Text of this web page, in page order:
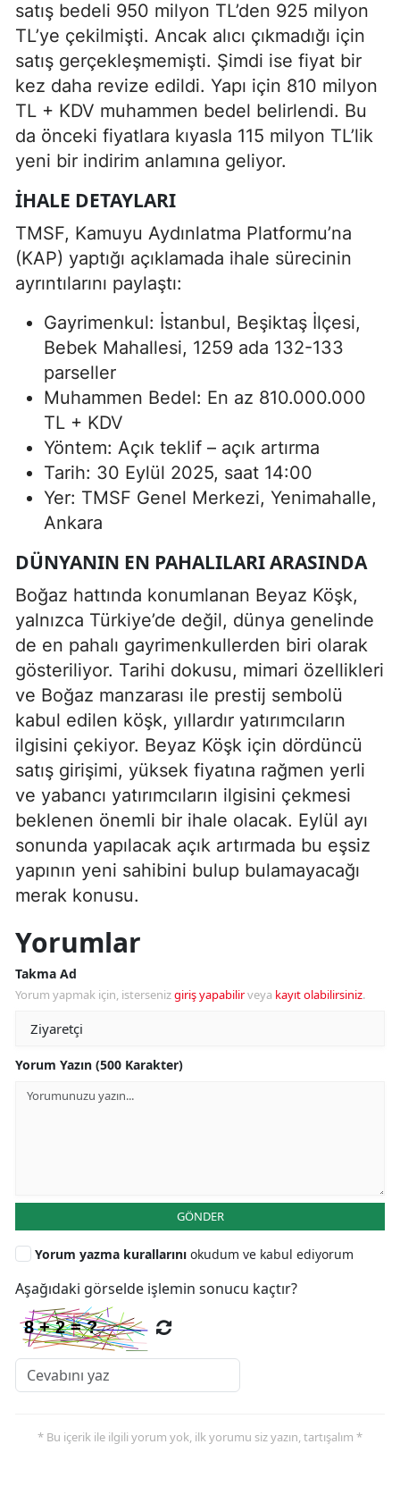
satış bedeli 950 milyon TL’den 925 milyon
TL’ye çekilmişti. Ancak alıcı çıkmadığı için
satış gerçekleşmemişti. Şimdi ise fiyat bir
kez daha revize edildi. Yapı için 810 milyon
TL + KDV muhammen bedel belirlendi. Bu
da önceki fiyatlara kıyasla 115 milyon TL’lik
yeni bir indirim anlamına geliyor.
İHALE DETAYLARI
TMSF, Kamuyu Aydınlatma Platformu’na
(KAP) yaptığı açıklamada ihale sürecinin
ayrıntılarını paylaştı:
Gayrimenkul: İstanbul, Beşiktaş İlçesi,
Bebek Mahallesi, 1259 ada 132-133
parseller
Muhammen Bedel: En az 810.000.000
TL + KDV
Yöntem: Açık teklif – açık artırma
Tarih: 30 Eylül 2025, saat 14:00
Yer: TMSF Genel Merkezi, Yenimahalle,
Ankara
DÜNYANIN EN PAHALILARI ARASINDA
Boğaz hattında konumlanan Beyaz Köşk,
yalnızca Türkiye’de değil, dünya genelinde
de en pahalı gayrimenkullerden biri olarak
gösteriliyor. Tarihi dokusu, mimari özellikleri
ve Boğaz manzarası ile prestij sembolü
kabul edilen köşk, yıllardır yatırımcıların
ilgisini çekiyor. Beyaz Köşk için dördüncü
satış girişimi, yüksek fiyatına rağmen yerli
ve yabancı yatırımcıların ilgisini çekmesi
beklenen önemli bir ihale olacak. Eylül ayı
sonunda yapılacak açık artırmada bu eşsiz
yapının yeni sahibini bulup bulamayacağı
merak konusu.
Yorumlar
Takma Ad
Yorum yapmak için, istersenizgiriş yapabilirveya kayıt olabilirsiniz.
Yorum Yazın (500 Karakter)
GÖNDER
Yorum yazma kurallarını okudum ve kabul ediyorum
Aşağıdaki görselde işlemin sonucu kaçtır?
* Bu içerik ile ilgili yorum yok, ilk yorumu siz yazın, tartışalım *